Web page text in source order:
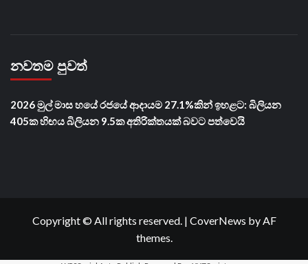
නවතම පුවත්
2026 මුල් මාස හයේ රජයේ ආදායම 27.1%කින් ඉහළට: බිලියන
405ක හිඟය බිලියන 9.5ක අතිරික්තයක් බවට පත්වෙයි
Copyright © All rights reserved. | CoverNews by AF
themes.